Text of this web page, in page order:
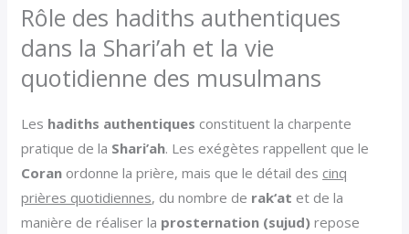
Rôle des hadiths authentiques
dans la Shari’ah et la vie
quotidienne des musulmans
Les hadiths authentiques constituent la charpente
pratique de la Shari’ah. Les exégètes rappellent que le
Coran ordonne la prière, mais que le détail des cinq
prières quotidiennes, du nombre de rak‘at et de la
manière de réaliser la prosternation (sujud) repose